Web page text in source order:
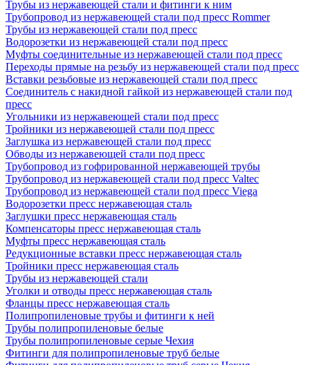
Трубы из нержавеющей стали и фитинги к ним
Трубопровод из нержавеющей стали под пресс Rommer
Трубы из нержавеющей стали под пресс
Водорозетки из нержавеющей стали под пресс
Муфты соединительные из нержавеющей стали под пресс
Переходы прямые на резьбу из нержавеющей стали под пресс
Вставки резьбовые из нержавеющей стали под пресс
Соединитель с накидной гайкой из нержавеющей стали под
пресс
Угольники из нержавеющей стали под пресс
Тройники из нержавеющей стали под пресс
Заглушка из нержавеющей стали под пресс
Обводы из нержавеющей стали под пресс
Трубопровод из гофрированной нержавеющей трубы
Трубопровод из нержавеющей стали под пресс Valtec
Трубопровод из нержавеющей стали под пресс Viega
Водорозетки пресс нержавеющая сталь
Заглушки пресс нержавеющая сталь
Компенсаторы пресс нержавеющая сталь
Муфты пресс нержавеющая сталь
Редукционные вставки пресс нержавеющая сталь
Тройники пресс нержавеющая сталь
Трубы из нержавеющей стали
Уголки и отводы пресс нержавеющая сталь
Фланцы пресс нержавеющая сталь
Полипропиленовые трубы и фитинги к ней
Трубы полипропиленовые белые
Трубы полипропиленовые серые Чехия
Фитинги для полипропиленовые труб белые